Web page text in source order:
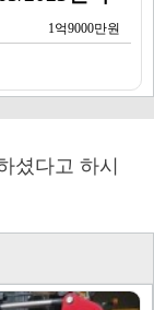
1억9000만원
셨다고 하시